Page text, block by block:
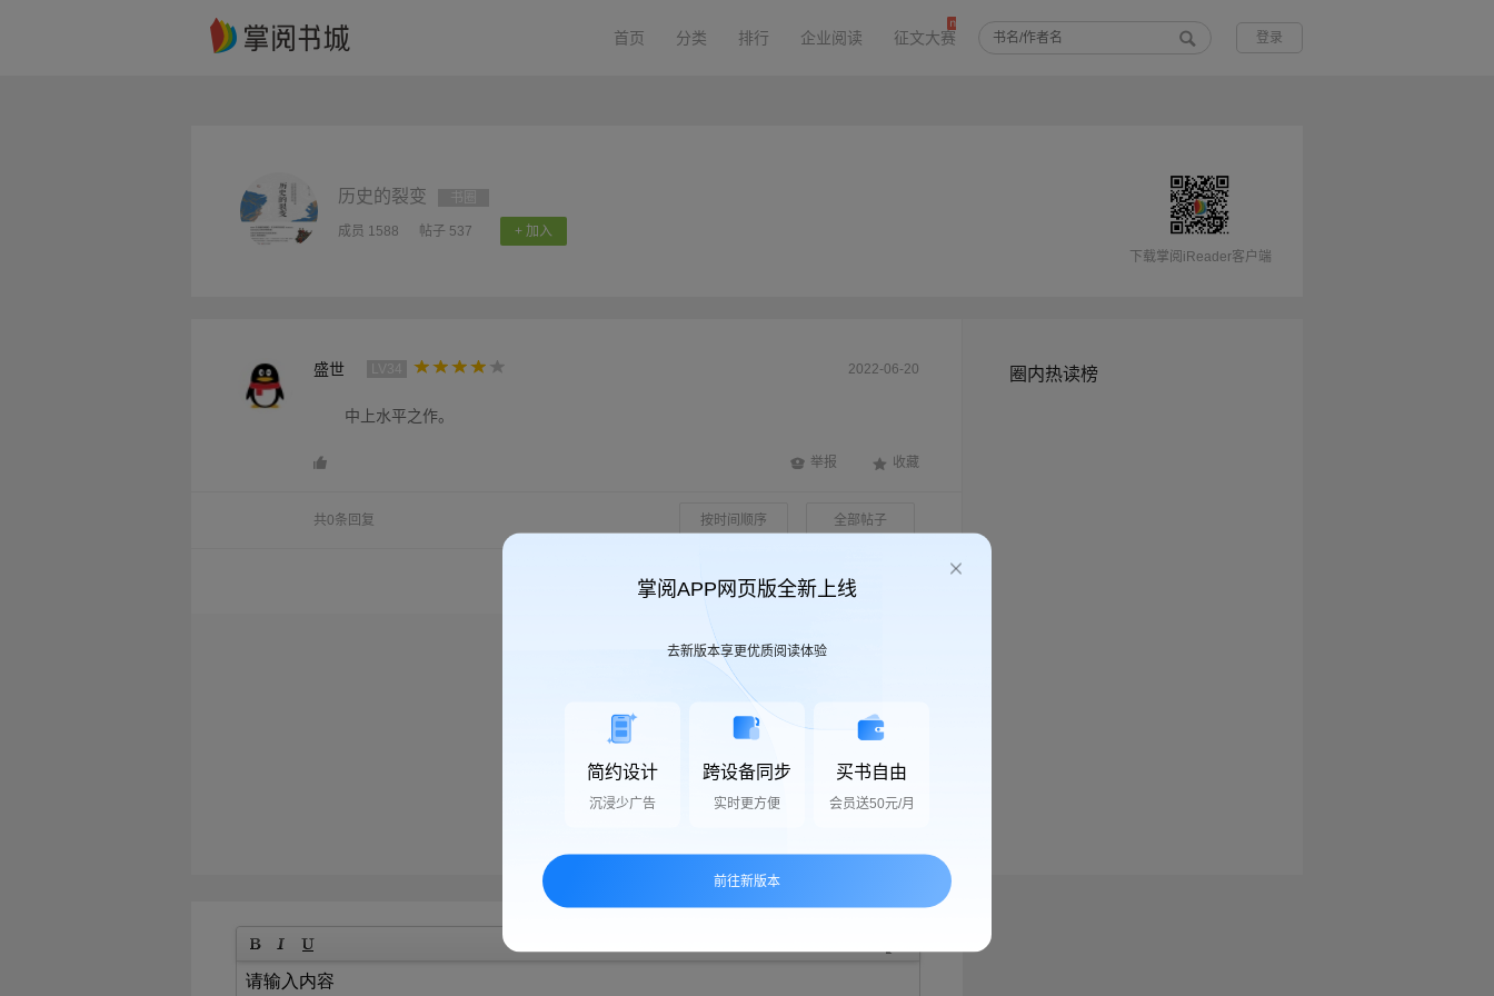
首页 分类 排行 企业阅读 征文大赛 登录
历史的裂变
成员 1588 帖子 537
+ 加入
下载掌阅iReader客户端
盛世 2022-06-20
中上水平之作。
举报 收藏
共0条回复 按时间顺序 全部帖子
圈内热读榜
掌阅APP网页版全新上线
去新版本享更优质阅读体验
简约设计
沉浸少广告
跨设备同步
实时更方便
买书自由
会员送50元/月
前往新版本